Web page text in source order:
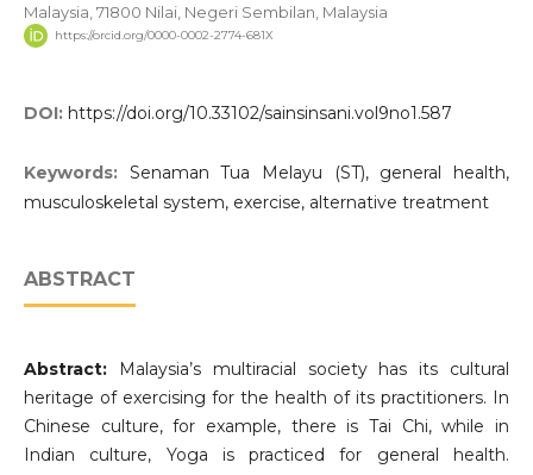
Malaysia, 71800 Nilai, Negeri Sembilan, Malaysia
https://orcid.org/0000-0002-2774-681X
DOI: https://doi.org/10.33102/sainsinsani.vol9no1.587
Keywords: Senaman Tua Melayu (ST), general health,
musculoskeletal system, exercise, alternative treatment
ABSTRACT
Abstract:Malaysia’s multiracial society has its cultural
heritage of exercising for the health of its practitioners. In
Chinese culture, for example, there is Tai Chi, while in
Indian culture, Yoga is practiced for general health.